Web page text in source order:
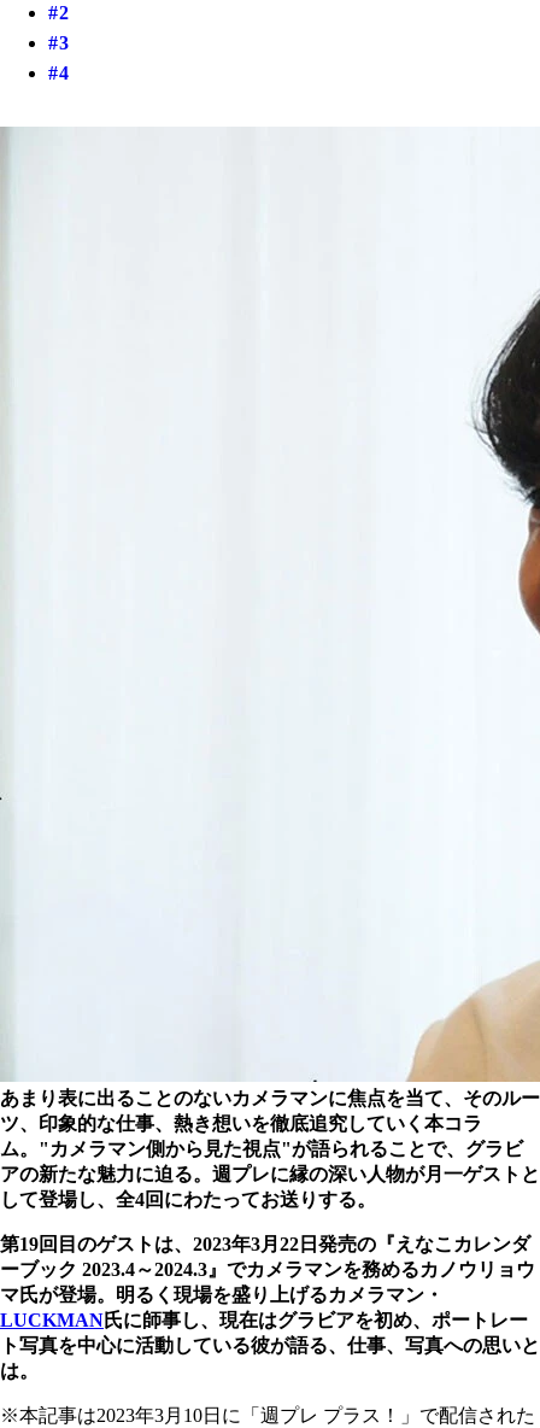
#2
#3
#4
あまり表に出ることのないカメラマンに焦点を当て、そのルー
ツ、印象的な仕事、熱き想いを徹底追究していく本コラ
ム。"カメラマン側から見た視点"が語られることで、グラビ
アの新たな魅力に迫る。週プレに縁の深い人物が月一ゲストと
して登場し、全4回にわたってお送りする。
第19回目のゲストは、2023年3月22日発売の『えなこカレンダ
ーブック 2023.4～2024.3』でカメラマンを務めるカノウリョウ
マ氏が登場。明るく現場を盛り上げるカメラマン・
LUCKMAN氏に師事し、現在はグラビアを初め、ポートレー
ト写真を中心に活動している彼が語る、仕事、写真への思いと
は。
※本記事は2023年3月10日に「週プレ プラス！」で配信された